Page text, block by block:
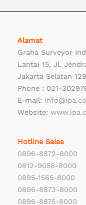
Alamat
Graha Surveyor
Lantai 15, Jl.
Jakarta Selatan
Phone : 021-
E-mail:
Website:
Hotline Sales
0896-8872-8000
0812-9058-8000
0895-1565-8000
0896-8873-8000
0896-8875-8000